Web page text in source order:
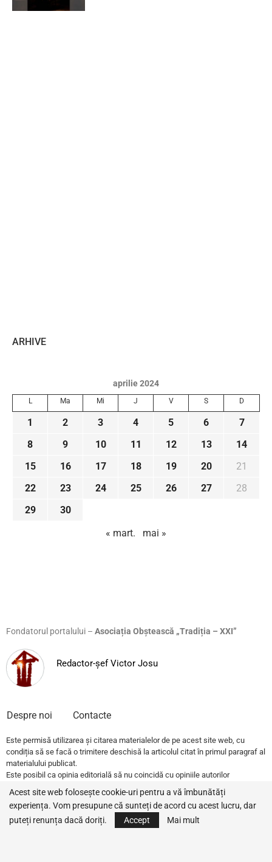
ARHIVE
aprilie 2024
L Ma Mi J V S D
1 2 3 4 5 6
7
8
9 10 11 12 13
14
15
16 17 18 19 20
21
22
23 24 25 26 27
28
29
30
« mart.
mai »
Fondatorul portalului – Asociația Obștească „Tradiția – XXI”
Redactor-șef Victor Josu
Despre noi Contacte
Este permisă utilizarea și citarea materialelor de pe acest site web, cu
condiția să se facă o trimitere deschisă la articolul citat în primul paragraf al
materialului publicat.
Este posibil ca opinia editorială să nu coincidă cu opiniile autorilor
publicațiilor.
© 2022 – All Rights Reserved.Traditia.md
Acest site web folosește cookie-uri pentru a vă îmbunătăți
experiența. Vom presupune că sunteți de acord cu acest lucru, dar
puteți renunța dacă doriți.
Accept Mai mult